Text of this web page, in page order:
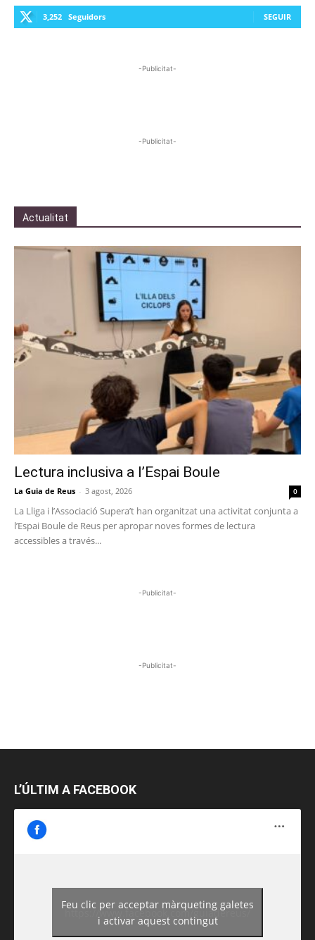
3,252 Seguidors SEGUIR
-Publicitat-
-Publicitat-
Actualitat
Lectura inclusiva a l’Espai Boule
La Guia de Reus - 3 agost, 2026 0
La Lliga i l’Associació Supera’t han organitzat una activitat conjunta a
l’Espai Boule de Reus per apropar noves formes de lectura
accessibles a través...
-Publicitat-
-Publicitat-
L’ÚLTIM A FACEBOOK
https://www.facebook.com/guiadereus/
Feu clic per acceptar màrqueting galetes
i activar aquest contingut